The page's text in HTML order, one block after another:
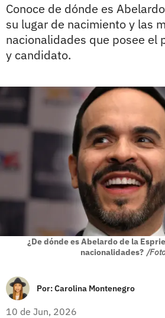
Conoce de dónde es
su lugar de nacimiento y las
nacionalidades que posee el
y candidato.
¿De dónde es Abelardo de la
nacionalidades? /
Por:Carolina Montenegro
10 de Jun, 2026